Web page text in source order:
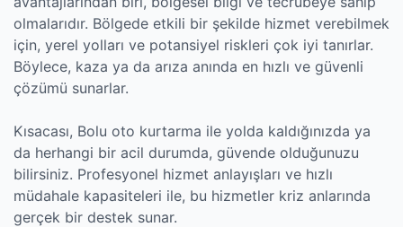
olmalarıdır. Bölgede etkili bir şekilde hizmet verebilmek
için, yerel yolları ve potansiyel riskleri çok iyi tanırlar.
Böylece, kaza ya da arıza anında en hızlı ve güvenli
çözümü sunarlar.
Kısacası, Bolu oto kurtarma ile yolda kaldığınızda ya
da herhangi bir acil durumda, güvende olduğunuzu
bilirsiniz. Profesyonel hizmet anlayışları ve hızlı
müdahale kapasiteleri ile, bu hizmetler kriz anlarında
gerçek bir destek sunar.